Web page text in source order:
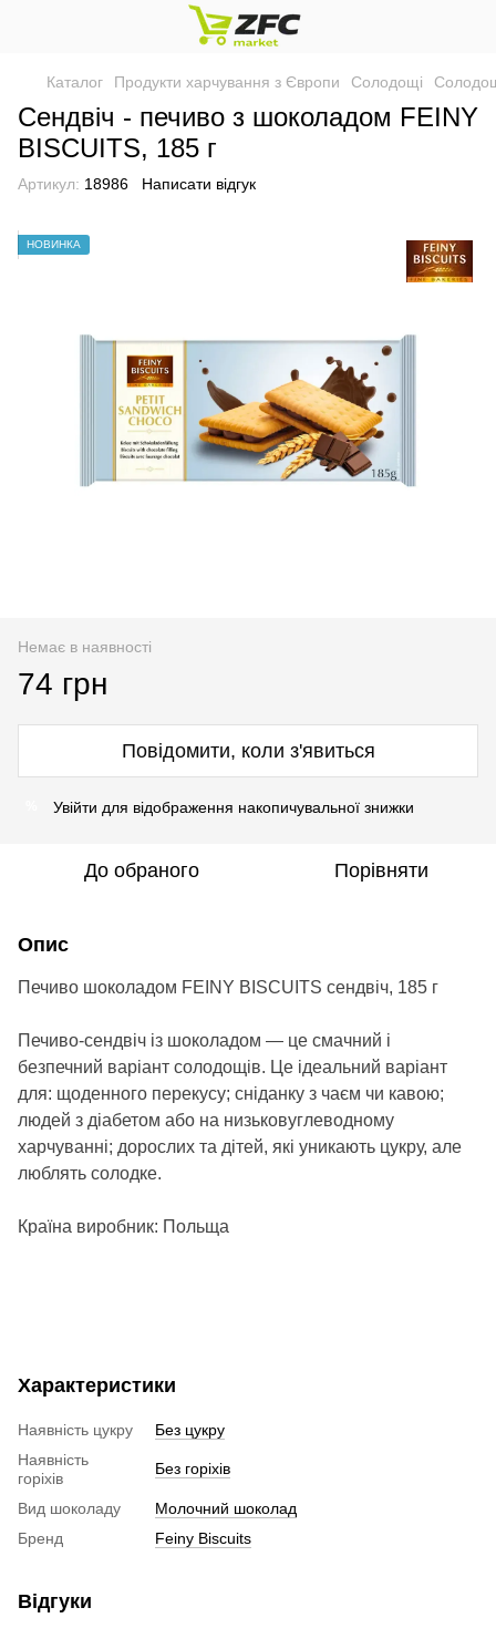
Каталог Продукти харчування з Європи Солодощі
Сендвіч - печиво з шоколадом FEINY
BISCUITS, 185 г
Артикул: 18986 Написати відгук
НОВИНКА
Немає в наявності
74 грн
Повідомити, коли з'явиться
Увійти для відображення накопичувальної знижки
До обраного Порівняти
Опис
Печиво шоколадом FEINY BISCUITS сендвіч, 185 г
Печиво-сендвіч із шоколадом — це смачний і
безпечний варіант солодощів. Це ідеальний варіант
для: щоденного перекусу; сніданку з чаєм чи кавою;
людей з діабетом або на низьковуглеводному
харчуванні; дорослих та дітей, які уникають цукру, але
люблять солодке.
Країна виробник: Польща
Характеристики
Наявність цукру
Без цукру
Наявність
горіхів
Без горіхів
Вид шоколаду
Молочний шоколад
Бренд
Feiny Biscuits
Відгуки